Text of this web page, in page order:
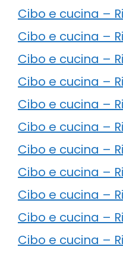
Cibo e cucina –
Cibo e cucina –
Cibo e cucina –
Cibo e cucina –
Cibo e cucina –
Cibo e cucina –
Cibo e cucina –
Cibo e cucina –
Cibo e cucina –
Cibo e cucina –
Cibo e cucina –